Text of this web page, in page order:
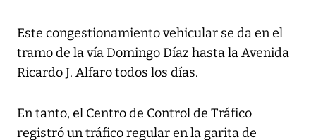
Este congestionamiento vehicular se da en el
tramo de la vía Domingo Díaz hasta la Avenida
Ricardo J. Alfaro todos los días.
En tanto, el Centro de Control de Tráfico
registró un tráfico regular en la garita de